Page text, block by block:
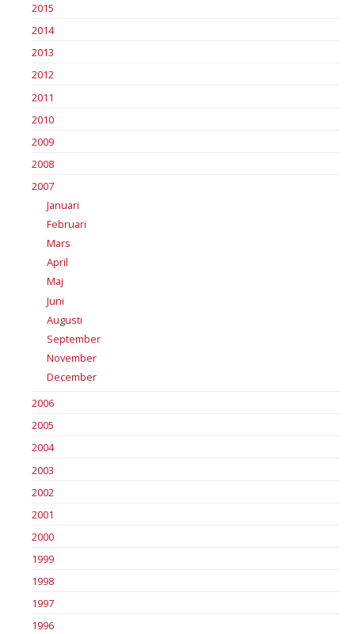
2015
2014
2013
2012
2011
2010
2009
2008
2007
Januari
Februari
Mars
April
Maj
Juni
Augusti
September
November
December
2006
2005
2004
2003
2002
2001
2000
1999
1998
1997
1996